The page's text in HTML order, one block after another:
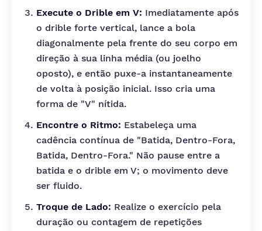
Execute o Drible em V: Imediatamente após
o drible forte vertical, lance a bola
diagonalmente pela frente do seu corpo em
direção à sua linha média (ou joelho
oposto), e então puxe-a instantaneamente
de volta à posição inicial. Isso cria uma
forma de "V" nítida.
Encontre o Ritmo: Estabeleça uma
cadência contínua de "Batida, Dentro-Fora,
Batida, Dentro-Fora." Não pause entre a
batida e o drible em V; o movimento deve
ser fluido.
Troque de Lado: Realize o exercício pela
duração ou contagem de repetições